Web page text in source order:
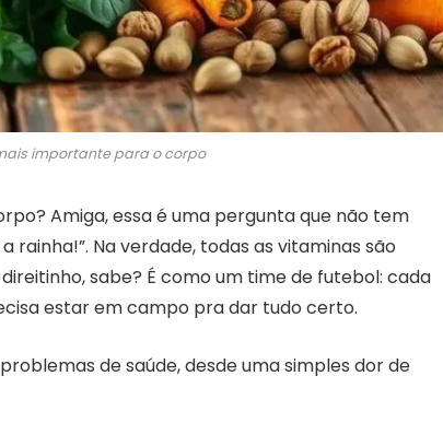
importante para o corpo
Amiga, essa é uma pergunta que não tem
rainha!”. Na verdade, todas as vitaminas são
sabe? É como um time de futebol: cada
estar em campo pra dar tudo certo.
de saúde, desde uma simples dor de